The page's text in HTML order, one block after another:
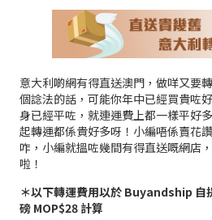
意大利啲網有得直送澳門，做咩又要
個諗法的話，可能你年中已經買貴咗
身已經平咗，就連運費上都一樣平好
起轉運都係貴好多呀！小編唔係賣花
咋，小編就搵咗幾間有得直送嘅網店
啦！
＊以下轉運費用以於 Buyandship 自
磅 MOP$28 計算